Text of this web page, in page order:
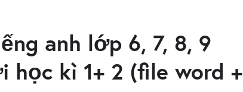
anh lớp 6, 7, 8, 9
kì 1+ 2 (file word +